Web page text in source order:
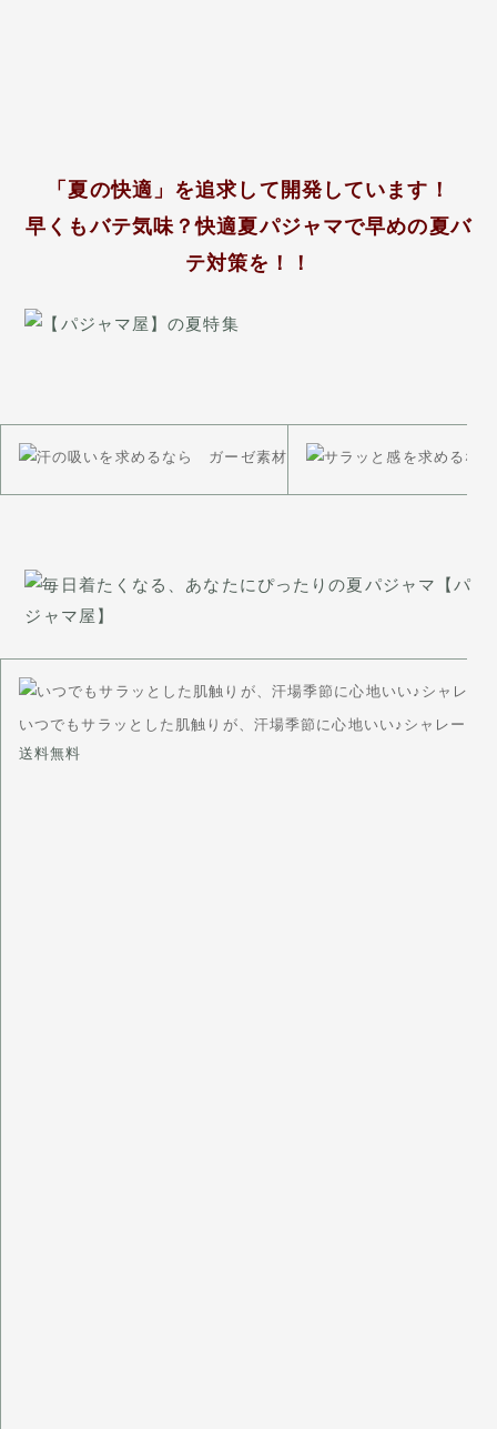
「夏の快適」を追求して開発しています！
早くもバテ気味？快適夏パジャマで早めの夏バ
テ対策を！！
いつでもサラッとした肌触りが、汗場季節に心地いい♪シャレード
送料無料